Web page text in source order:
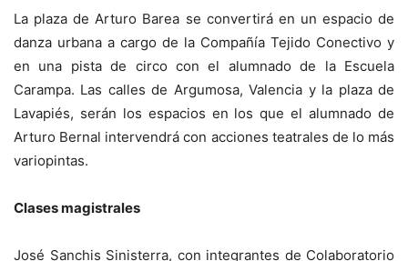
La plaza de Arturo Barea se convertirá en un espacio de
danza urbana a cargo de la Compañía Tejido Conectivo y
en una pista de circo con el alumnado de la Escuela
Carampa. Las calles de Argumosa, Valencia y la plaza de
Lavapiés, serán los espacios en los que el alumnado de
Arturo Bernal intervendrá con acciones teatrales de lo más
variopintas.
Clases magistrales
José Sanchis Sinisterra, con integrantes de Colaboratorio